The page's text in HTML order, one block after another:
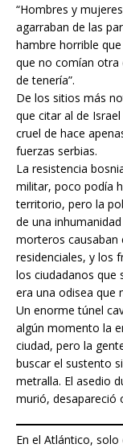
“Hombres y
agarraban de las
hambre horrible
que no comían otra
de tenería”.
De los sitios más
que citar al de
cruel de hace
fuerzas serbias.
La resistencia
militar, poco podía
territorio, pero la
de una
morteros causaban
residenciales, y los
los ciudadanos que
era una odisea que
Un enorme túnel
algún momento la
ciudad, pero la
buscar el sustento
metralla. El asedio
murió, desapareció
En el Atlántico,